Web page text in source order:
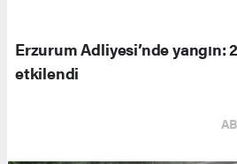
Erzurum Adliyesi’nde yangın:
etkilendi